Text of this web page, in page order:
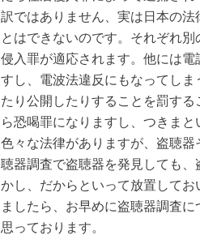
訳ではありません、実は日本の
とはできないのです。それぞれ
侵入罪が適応されます。他には
すし、電波法違反にもなってし
たり公開したりすることを罰す
ら恐喝罪になりますし、つきま
色々な法律がありますが、盗聴
聴器調査で盗聴器を発見しても
かし、だからといって放置して
ましたら、お早めに盗聴器調査
思っております。